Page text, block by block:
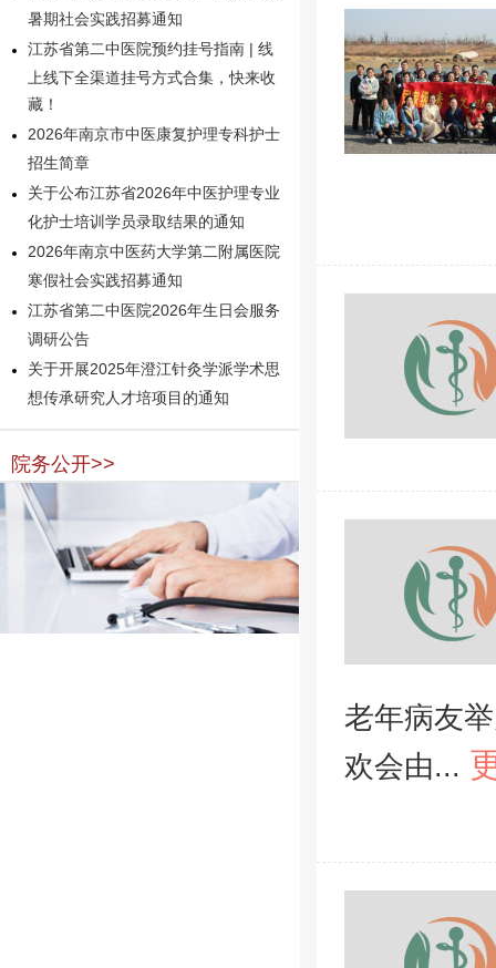
暑期社会实践招募通知
江苏省第二中医院预约挂号指南 | 线
上线下全渠道挂号方式合集，快来收
藏！
2026年南京市中医康复护理专科护士
招生简章
关于公布江苏省2026年中医护理专业
化护士培训学员录取结果的通知
2026年南京中医药大学第二附属医院
寒假社会实践招募通知
江苏省第二中医院2026年生日会服务
调研公告
关于开展2025年澄江针灸学派学术思
想传承研究人才培项目的通知
院务公开>>
老年病友
欢会由...